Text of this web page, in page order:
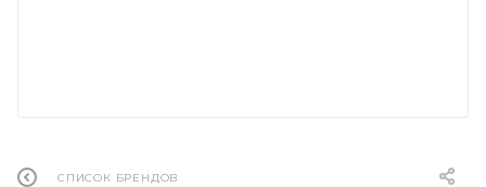
СПИСОК БРЕНДОВ